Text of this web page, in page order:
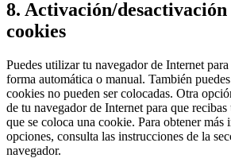
8. Activación/
cookies
Puedes utilizar tu navegador de Internet
forma automática o manual. También
cookies no pueden ser colocadas. Otra
de tu navegador de Internet para que
que se coloca una cookie. Para obtener más
opciones, consulta las instrucciones de la
navegador.